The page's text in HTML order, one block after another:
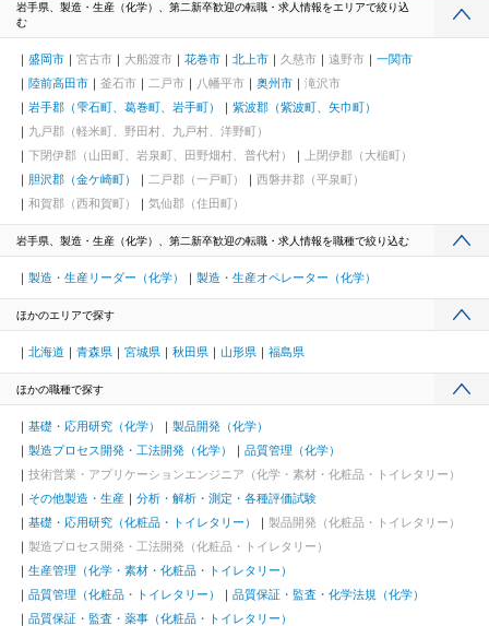
岩手県、製造・生産（化学）、第二新卒歓迎の転職・求人情報をエリアで絞り込
む
盛岡市 宮古市 大船渡市 花巻市 北上市 久慈市 遠野市
一関市
陸前高田市
釜石市 二戸市 八幡平市 奥州市
滝沢市
岩手郡（雫石町、葛巻町、岩手町）
紫波郡（紫波町、矢巾町）
九戸郡（軽米町、野田村、九戸村、洋野町）
下閉伊郡（山田町、岩泉町、田野畑村、普代村）
上閉伊郡（大槌町）
胆沢郡（金ケ崎町）
二戸郡（一戸町）
西磐井郡（平泉町）
和賀郡（西和賀町）
気仙郡（住田町）
岩手県、製造・生産（化学）、第二新卒歓迎の転職・求人情報を職種で絞り込む
製造・生産リーダー（化学） 製造・生産オペレーター（化学）
ほかのエリアで探す
北海道 青森県 宮城県 秋田県 山形県 福島県
ほかの職種で探す
基礎・応用研究（化学）
製品開発（化学）
製造プロセス開発・工法開発（化学）
品質管理（化学）
技術営業・アプリケーションエンジニア（化学・素材・化粧品・トイレタリー）
その他製造・生産
分析・解析・測定・各種評価試験
基礎・応用研究（化粧品・トイレタリー）
製品開発（化粧品・トイレタリー）
製造プロセス開発・工法開発（化粧品・トイレタリー）
生産管理（化学・素材・化粧品・トイレタリー）
品質管理（化粧品・トイレタリー）
品質保証・監査・化学法規（化学）
品質保証・監査・薬事（化粧品・トイレタリー）